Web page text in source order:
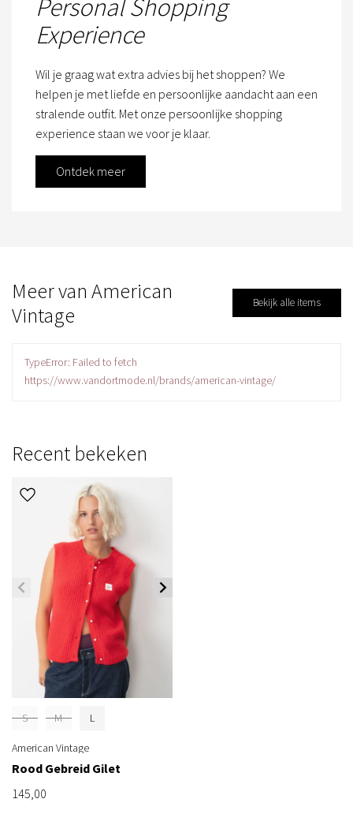
Personal Shopping
Experience
Wil je graag wat extra advies bij het shoppen? We
helpen je met liefde en persoonlijke aandacht aan een
stralende outfit. Met onze persoonlijke shopping
experience staan we voor je klaar.
Ontdek meer
Meer van American
Vintage
Bekijk alle items
TypeError: Failed to fetch
https://www.vandortmode.nl/brands/american-vintage/
Recent bekeken
S M L
American Vintage
Rood Gebreid Gilet
145,00